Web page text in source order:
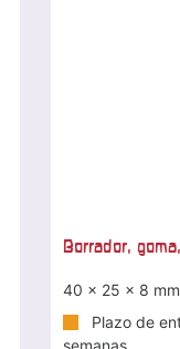
Borrador,
40 x 25 x 8 mm
Plazo de